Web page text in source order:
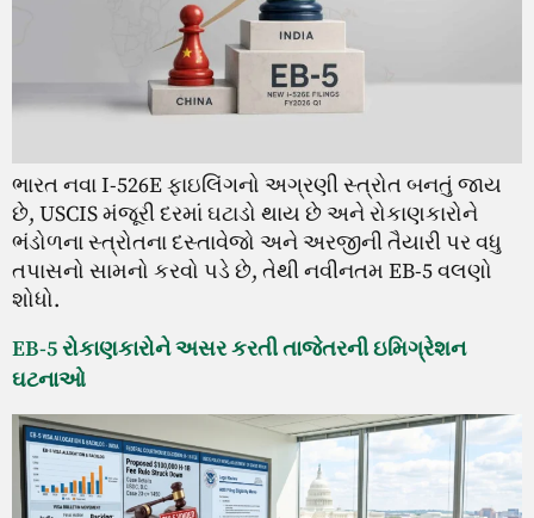
ભારત નવા I-526E ફાઇલિંગનો અગ્રણી સ્ત્રોત બનતું જાય
છે, USCIS મંજૂરી દરમાં ઘટાડો થાય છે અને રોકાણકારોને
ભંડોળના સ્ત્રોતના દસ્તાવેજો અને અરજીની તૈયારી પર વધુ
તપાસનો સામનો કરવો પડે છે, તેથી નવીનતમ EB-5 વલણો
શોધો.
EB-5 રોકાણકારોને અસર કરતી તાજેતરની ઇમિગ્રેશન
ઘટનાઓ